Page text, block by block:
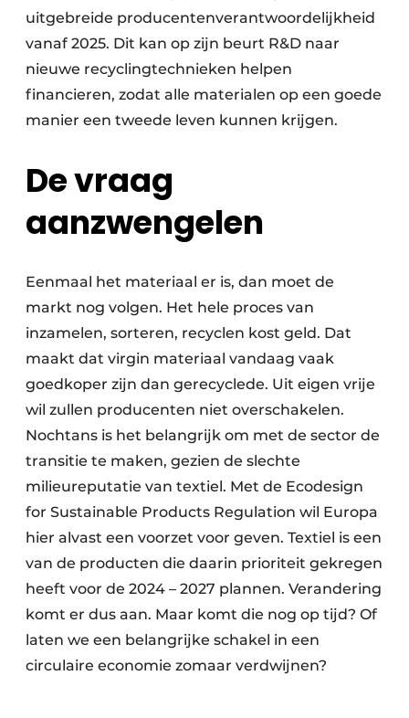
uitgebreide producenten­verantwoordelijkheid
vanaf 2025. Dit kan op zijn beurt R&D naar
nieuwe recyclingtechnieken helpen
financieren, zodat alle materialen op een goede
manier een tweede leven kunnen krijgen.
De vraag
aanzwengelen
Eenmaal het materiaal er is, dan moet de
markt nog volgen. Het hele proces van
inzamelen, sorteren, recyclen kost geld. Dat
maakt dat virgin materiaal vandaag vaak
goedkoper zijn dan gerecyclede. Uit eigen vrije
wil zullen producenten niet overschakelen.
Nochtans is het belangrijk om met de sector de
transitie te maken, gezien de slechte
milieureputatie van textiel. Met de Ecodesign
for Sustainable Products Regulation wil Europa
hier alvast een voorzet voor geven. Textiel is een
van de producten die daarin prioriteit gekregen
heeft voor de 2024 – 2027 plannen. Verandering
komt er dus aan. Maar komt die nog op tijd? Of
laten we een belangrijke schakel in een
circulaire economie zomaar verdwijnen?